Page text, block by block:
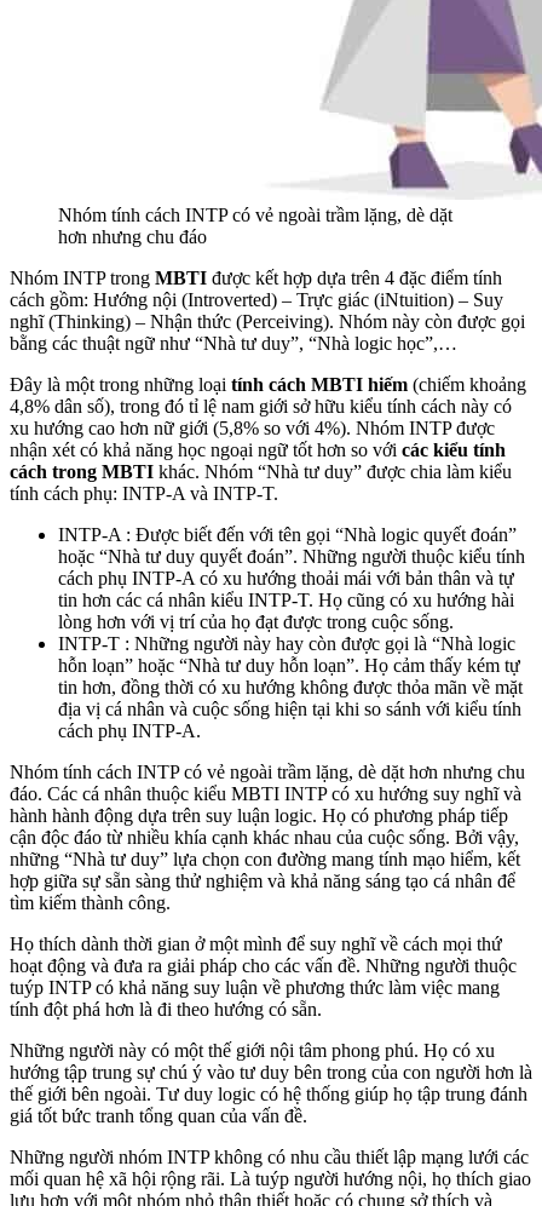
Nhóm tính cách INTP có vẻ ngoài trầm lặng, dè dặt
hơn nhưng chu đáo
Nhóm INTP trong MBTI được kết hợp dựa trên 4 đặc điểm tính
cách gồm: Hướng nội (Introverted) – Trực giác (iNtuition) – Suy
nghĩ (Thinking) – Nhận thức (Perceiving). Nhóm này còn được gọi
bằng các thuật ngữ như “Nhà tư duy”, “Nhà logic học”,…
Đây là một trong những loại tính cách MBTI hiếm (chiếm khoảng
4,8% dân số), trong đó tỉ lệ nam giới sở hữu kiểu tính cách này có
xu hướng cao hơn nữ giới (5,8% so với 4%). Nhóm INTP được
nhận xét có khả năng học ngoại ngữ tốt hơn so với các kiểu tính
cách trong MBTI khác. Nhóm “Nhà tư duy” được chia làm kiểu
tính cách phụ: INTP-A và INTP-T.
INTP-A : Được biết đến với tên gọi “Nhà logic quyết đoán”
hoặc “Nhà tư duy quyết đoán”. Những người thuộc kiểu tính
cách phụ INTP-A có xu hướng thoải mái với bản thân và tự
tin hơn các cá nhân kiểu INTP-T. Họ cũng có xu hướng hài
lòng hơn với vị trí của họ đạt được trong cuộc sống.
INTP-T : Những người này hay còn được gọi là “Nhà logic
hỗn loạn” hoặc “Nhà tư duy hỗn loạn”. Họ cảm thấy kém tự
tin hơn, đồng thời có xu hướng không được thỏa mãn về mặt
địa vị cá nhân và cuộc sống hiện tại khi so sánh với kiểu tính
cách phụ INTP-A.
Nhóm tính cách INTP có vẻ ngoài trầm lặng, dè dặt hơn nhưng chu
đáo. Các cá nhân thuộc kiểu MBTI INTP có xu hướng suy nghĩ và
hành hành động dựa trên suy luận logic. Họ có phương pháp tiếp
cận độc đáo từ nhiều khía cạnh khác nhau của cuộc sống. Bởi vậy,
những “Nhà tư duy” lựa chọn con đường mang tính mạo hiểm, kết
hợp giữa sự sẵn sàng thử nghiệm và khả năng sáng tạo cá nhân để
tìm kiếm thành công.
Họ thích dành thời gian ở một mình để suy nghĩ về cách mọi thứ
hoạt động và đưa ra giải pháp cho các vấn đề. Những người thuộc
tuýp INTP có khả năng suy luận về phương thức làm việc mang
tính đột phá hơn là đi theo hướng có sẵn.
Những người này có một thế giới nội tâm phong phú. Họ có xu
hướng tập trung sự chú ý vào tư duy bên trong của con người hơn là
thế giới bên ngoài. Tư duy logic có hệ thống giúp họ tập trung đánh
giá tốt bức tranh tổng quan của vấn đề.
Những người nhóm INTP không có nhu cầu thiết lập mạng lưới các
mối quan hệ xã hội rộng rãi. Là tuýp người hướng nội, họ thích giao
lưu hơn với một nhóm nhỏ thân thiết hoặc có chung sở thích và